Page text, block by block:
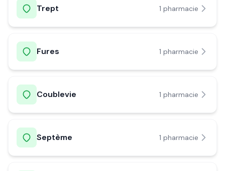
Trept 1 pharmacie
Fures 1 pharmacie
Coublevie 1 pharmacie
Septème 1 pharmacie